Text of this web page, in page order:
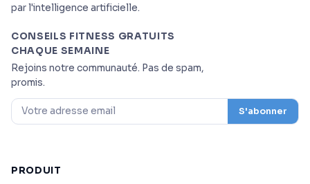
par l'intelligence artificielle.
CONSEILS FITNESS GRATUITS
CHAQUE SEMAINE
Rejoins notre communauté. Pas de spam,
promis.
S'abonner
PRODUIT